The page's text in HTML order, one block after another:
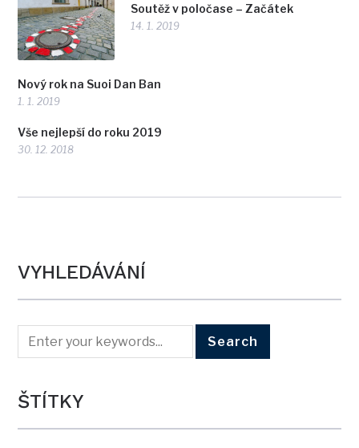
Soutěž v poločase – Začátek
14. 1. 2019
Nový rok na Suoi Dan Ban
1. 1. 2019
Vše nejlepší do roku 2019
30. 12. 2018
VYHLEDÁVÁNÍ
ŠTÍTKY